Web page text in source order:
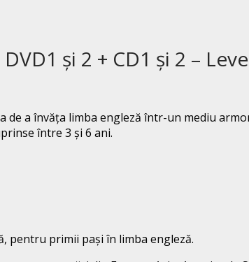
și 2 + CD1 și 2 –
a învăța limba engleză într-un mediu
între 3 și 6 ani.
pentru primii pași în limba engleză.